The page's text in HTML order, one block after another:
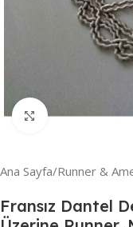
Resmi Büyüt
Ana Sayfa/Runner &
Fransız Dantel